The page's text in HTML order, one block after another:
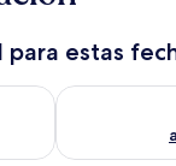
estas
ago 7 - ago 8
Consulta la